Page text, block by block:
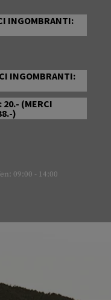
INGOMBRANTI:
INGOMBRANTI:
20.- (MERCI
)
09:00 - 14:00